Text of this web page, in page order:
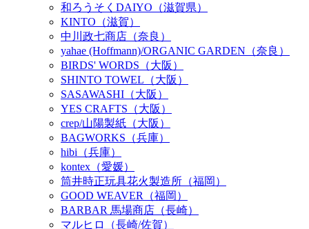
和ろうそくDAIYO（滋賀県）
KINTO（滋賀）
中川政七商店（奈良）
yahae (Hoffmann)/ORGANIC GARDEN（奈良）
BIRDS' WORDS（大阪）
SHINTO TOWEL（大阪）
SASAWASHI（大阪）
YES CRAFTS（大阪）
crep/山陽製紙（大阪）
BAGWORKS（兵庫）
hibi（兵庫）
kontex（愛媛）
筒井時正玩具花火製造所（福岡）
GOOD WEAVER（福岡）
BARBAR 馬場商店（長崎）
マルヒロ（長崎/佐賀）